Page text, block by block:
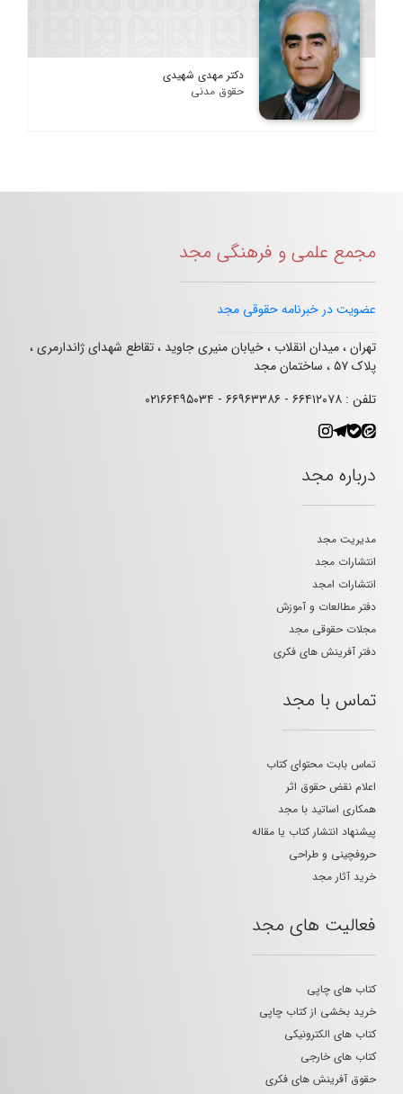
دکتر مهدی شهیدی
حقوق مدنی
مجمع علمی و فرهنگی مجد
عضویت در خبرنامه حقوقی مجد
تهران ، میدان انقلاب ، خیابان منیری جاوید ، تقاطع شهدای ژاندارمری ،
پلاک ۵۷ ، ساختمان مجد
تلفن : ۶۶۴۱۲۰۷۸ - ۶۶۹۶۳۳۸۶ - ۰۲۱۶۶۴۹۵۰۳۴
درباره مجد
مدیریت مجد
انتشارات مجد
انتشارات امجد
دفتر مطالعات و آموزش
مجلات حقوقی مجد
دفتر آفرینش های فکری
تماس با مجد
تماس بابت محتوای کتاب
اعلام نقض حقوق اثر
همکاری اساتید با مجد
پیشنهاد انتشار کتاب یا مقاله
حروفچینی و طراحی
خرید آثار مجد
فعالیت های مجد
کتاب های چاپی
خرید بخشی از کتاب چاپی
کتاب های الکترونیکی
کتاب های خارجی
حقوق آفرینش های فکری